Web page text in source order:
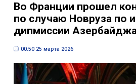
Во Франции прошел
по случаю Новруза по
дипмиссии
00:50 25 марта 2026